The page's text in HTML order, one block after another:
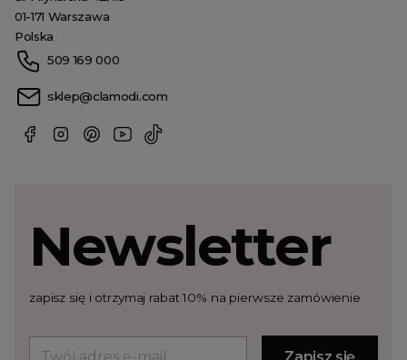
01-171 Warszawa
Polska
509 169 000
sklep@clamodi.com
Newsletter
zapisz się i otrzymaj rabat 10% na pierwsze zamówienie